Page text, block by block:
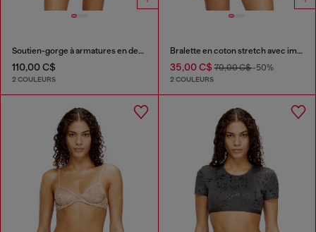
Soutien-gorge à armatures en dentelle de nylon
110,00 C$
2 COULEURS
Bralette en coton stretch avec imprimé métallisé
35,00 C$70,00 C$-50%
2 COULEURS